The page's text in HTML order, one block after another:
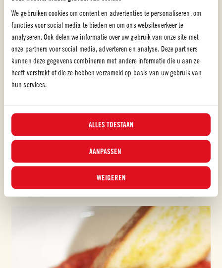
We gebruiken cookies om content en advertenties te personaliseren, om
functies voor social media te bieden en om ons websiteverkeer te
analyseren. Ook delen we informatie over uw gebruik van onze site met
onze partners voor social media, adverteren en analyse. Deze partners
kunnen deze gegevens combineren met andere informatie die u aan ze
heeft verstrekt of die ze hebben verzameld op basis van uw gebruik van
hun services.
ALLES TOESTAAN
AANPASSEN
WEIGEREN
Polpa
PAPPA COL POMODORO (TOSCAANSE SOEP)
MAKKELIJK